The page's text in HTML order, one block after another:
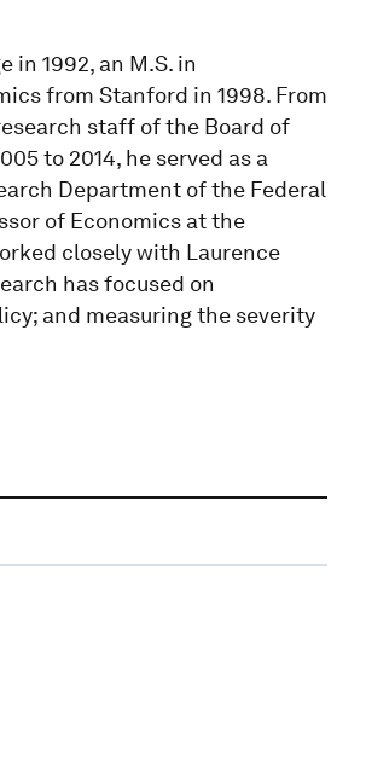
in 1992, an M.S. in
from Stanford in 1998. From
staff of the Board of
to 2014, he served as a
Department of the Federal
of Economics at the
closely with Laurence
has focused on
and measuring the severity